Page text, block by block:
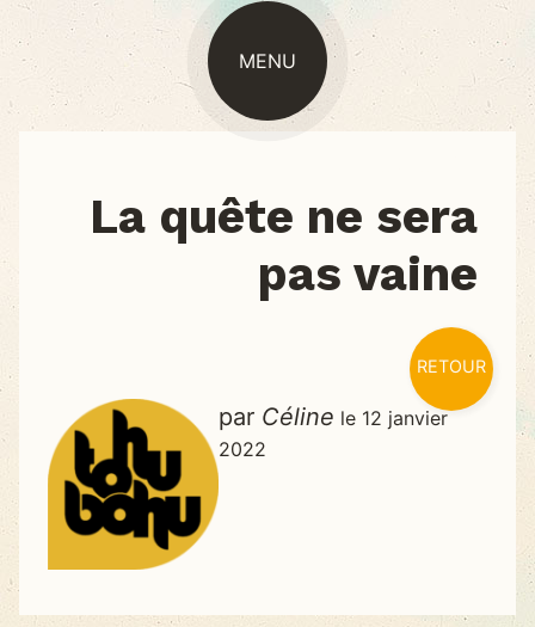
MENU
La quête ne sera
pas vaine
RETOUR
par Céline le 12 janvier
2022